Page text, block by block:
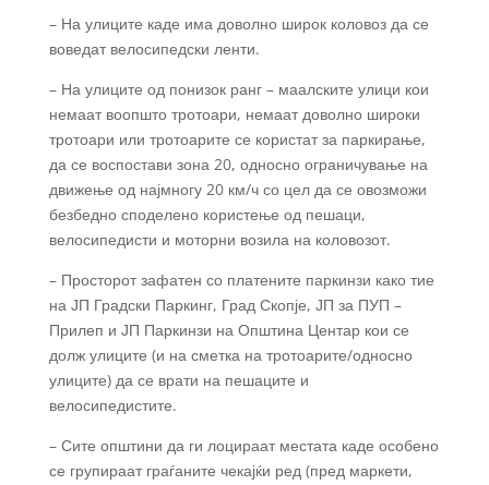
– На улиците каде има доволно широк коловоз да се
воведат велосипедски ленти.
– На улиците од понизок ранг – маалските улици кои
немаат воопшто тротоари, немаат доволно широки
тротоари или тротоарите се користат за паркирање,
да се воспостави зона 20, односно ограничување на
движење од најмногу 20 км/ч со цел да се овозможи
безбедно споделено користење од пешаци,
велосипедисти и моторни возила на коловозот.
– Просторот зафатен со платените паркинзи како тие
на ЈП Градски Паркинг, Град Скопје, ЈП за ПУП –
Прилеп и ЈП Паркинзи на Општина Центар кои се
долж улиците (и на сметка на тротоарите/односно
улиците) да се врати на пешаците и
велосипедистите.
– Сите општини да ги лоцираат местата каде особено
се групираат граѓаните чекајќи ред (пред маркети,